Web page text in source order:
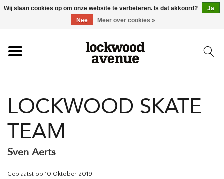
HOME
NIEUW
SCHOENEN
KLEDING
LOCKWOOD SKATE
TEAM
Sven Aerts
Geplaatst op 10 Oktober 2019
Wij slaan cookies op om onze website te verbeteren. Is dat akkoord?
Ja
Nee
Meer over cookies »